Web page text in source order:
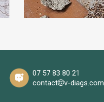
07 57 83 80 21
contact
v-diags.com